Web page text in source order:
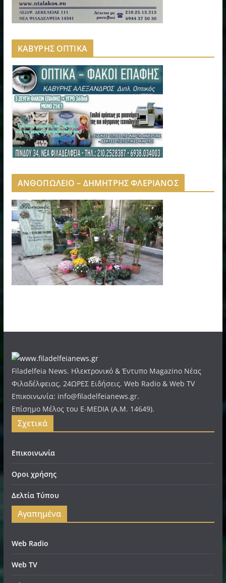
ΚΑΒΥΡΗΣ ΟΠΤΙΚΑ
ΑΝΘΟΠΩΛΕΙΟ – ΔΗΜΗΤΡΗΣ ΦΛΕΡΙΑΝΟΣ
Filadelfeia News. Ηλεκτρονικό & Έντυπο Magazino Νέας
Φιλαδέλφειας, 24ΩΡΕΣ Ειδήσεις. Web Radio & Web TV
Επικοινωνία: info@filadelfeianews.gr.
Επίσημο Μέλος του E-MEDIA (A.M. 14649).
Σχετικά
Επικοινωνία
Οροι χρήσης
Δελτία Τύπου
Αγαπημένα
Web Radio
Web TV